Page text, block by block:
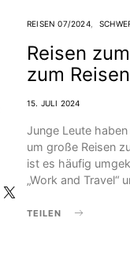
REISEN 07/2024
Reisen
zum Reisen
15. JULI 2024
Junge Leute
um große Reisen
ist es häufig
„Work and Travel“
TEILEN